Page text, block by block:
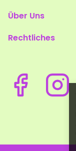
Über Uns
Rechtliches